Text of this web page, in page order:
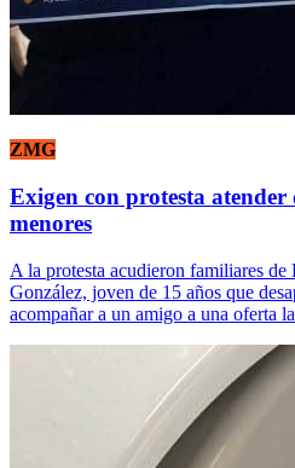
ZMG
Exigen con protesta atender
menores
A la protesta acudieron familiares
González, joven de 15 años que
acompañar a un amigo a una oferta